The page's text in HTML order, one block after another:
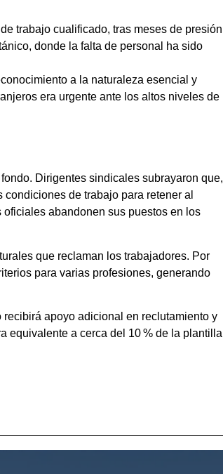
trabajo cualificado, tras meses de presión
donde la falta de personal ha sido
a la naturaleza esencial y
era urgente ante los altos niveles de
Dirigentes sindicales subrayaron que,
de trabajo para retener al
abandonen sus puestos en los
que reclaman los trabajadores. Por
para varias profesiones, generando
apoyo adicional en reclutamiento y
equivalente a cerca del 10 % de la plantilla